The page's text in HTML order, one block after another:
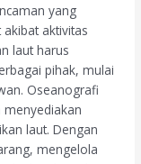
yang
aktivitas
laut harus
pihak, mulai
Oseanografi
laut. Dengan
mengelola